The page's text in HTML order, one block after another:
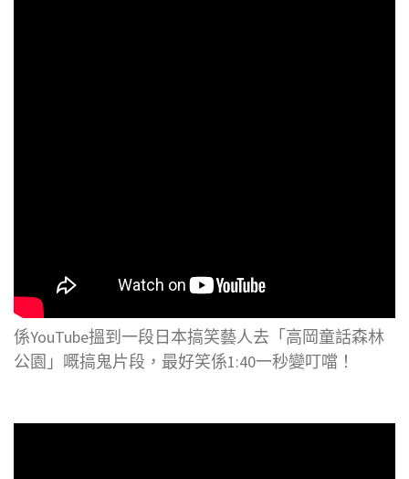
係YouTube搵到一段日本搞笑藝人去「高岡童話森林
公園」嘅搞鬼片段，最好笑係1:40一秒變叮噹！